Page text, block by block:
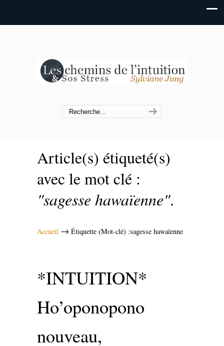
Article(s) étiqueté(s)
avec le mot clé :
"sagesse hawaïenne".
Accueil → Étiquette (Mot-clé) :sagesse hawaïenne
*INTUITION*
Ho’oponopono
nouveau,